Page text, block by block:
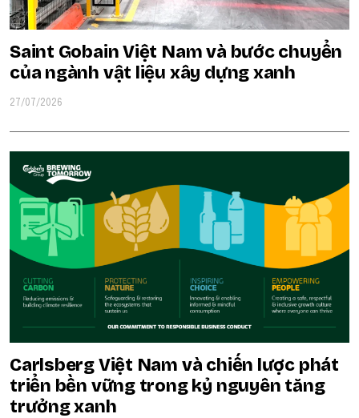
Saint Gobain Việt Nam và bước chuyển
của ngành vật liệu xây dựng xanh
27/07/2026
Carlsberg Việt Nam và chiến lược phát
triển bền vững trong kỷ nguyên tăng
trưởng xanh